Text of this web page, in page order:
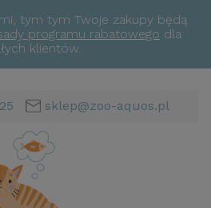
tym tym Twoje zakupy będą
programu rabatowego dla
klientów.
sklep@zoo-aquos.pl